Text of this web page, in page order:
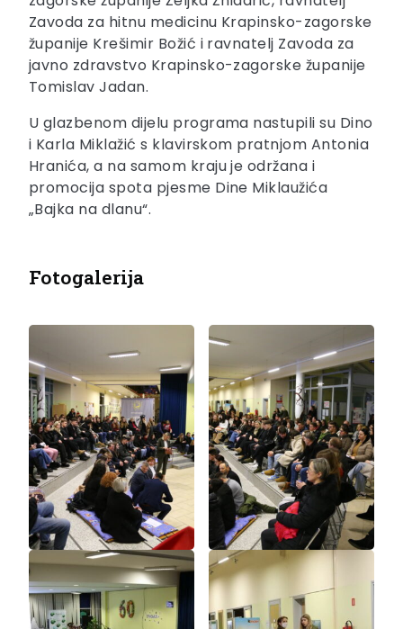
Zavoda za hitnu medicinu Krapinsko-zagorske
županije Krešimir Božić i ravnatelj Zavoda za
javno zdravstvo Krapinsko-zagorske županije
Tomislav Jadan.
U glazbenom dijelu programa nastupili su Dino
i Karla Miklažić s klavirskom pratnjom Antonia
Hranića, a na samom kraju je održana i
promocija spota pjesme Dine Miklaužića
„Bajka na dlanu“.
Fotogalerija